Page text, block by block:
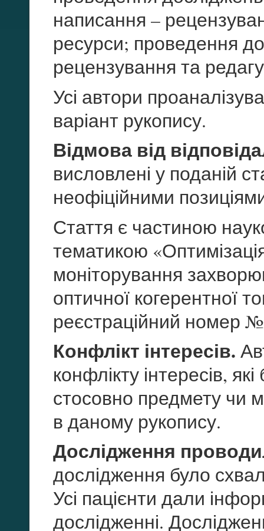
написання –
ресурси; проведення
рецензування та
Усі автори
варіант рукопису.
Відмова від
висловлені у поданій
неофіційними
Стаття є частиною
тематикою
моніторування
оптичної когерентної
реєстраційний номер
Конфлікт інтересів.
конфлікту інтересів,
стосовно предмету чи
в даному рукопису.
Дослідження
дослідження було
Усі пацієнти дали
дослідженні.